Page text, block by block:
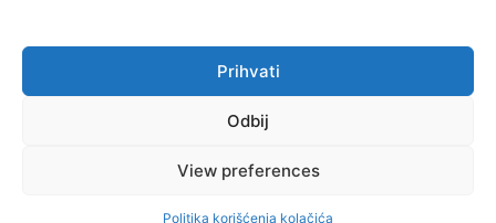
Prihvati
Odbij
View preferences
Politika korišćenja kolačića
Politika privatnosti
Impresum
© 2024 misbih. All Rights Reserved.